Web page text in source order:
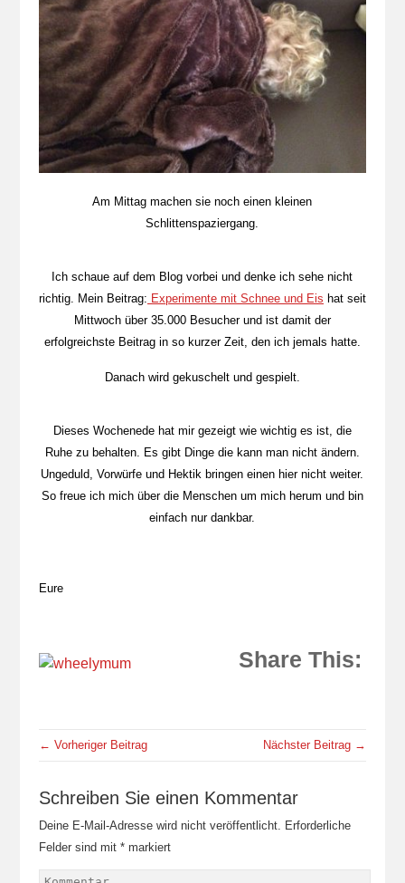
Am Mittag machen sie noch einen kleinen
Schlittenspaziergang.
Ich schaue auf dem Blog vorbei und denke ich sehe nicht
richtig. Mein Beitrag: Experimente mit Schnee und Eis hat seit
Mittwoch über 35.000 Besucher und ist damit der
erfolgreichste Beitrag in so kurzer Zeit, den ich jemals hatte.
Danach wird gekuschelt und gespielt.
Dieses Wochenede hat mir gezeigt wie wichtig es ist, die
Ruhe zu behalten. Es gibt Dinge die kann man nicht ändern.
Ungeduld, Vorwürfe und Hektik bringen einen hier nicht weiter.
So freue ich mich über die Menschen um mich herum und bin
einfach nur dankbar.
Eure
Share This:
← Vorheriger Beitrag Nächster Beitrag →
Schreiben Sie einen Kommentar
Deine E-Mail-Adresse wird nicht veröffentlicht. Erforderliche
Felder sind mit *markiert